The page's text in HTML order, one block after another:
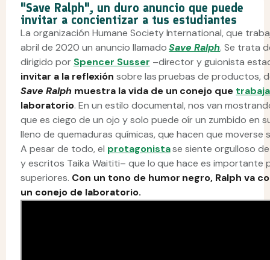
"Save Ralph", un duro anuncio que puede
invitar a concientizar a tus estudiantes
La organización Humane Society International, que
abril de 2020 un anuncio llamadoSave Ralph. Se trata
dirigido por Spencer Susser –director y guionista
invitar a la reflexión sobre las pruebas de productos,
Save Ralphmuestra la vida de un conejo que trabaja
laboratorio. En un estilo documental, nos van
que es ciego de un ojo y solo puede oír un zumbido en
lleno de quemaduras químicas, que hacen que moverse
A pesar de todo, el protagonistase siente orgulloso
y escritos Taika Waititi– que lo que hace es importante
superiores. Con un tono de humor negro, Ralph va
un conejo de laboratorio.